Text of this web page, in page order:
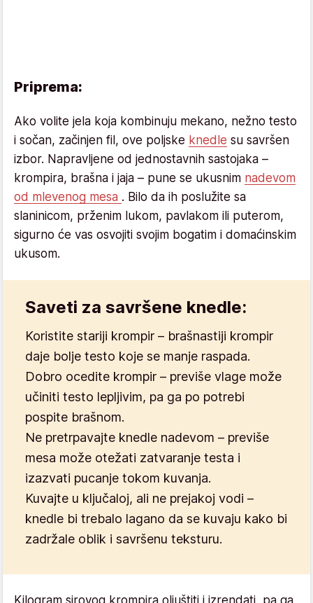
Priprema:
Ako volite jela koja kombinuju mekano, nežno testo
i sočan, začinjen fil, ove poljske knedle su savršen
izbor. Napravljene od jednostavnih sastojaka –
krompira, brašna i jaja – pune se ukusnim nadevom
od mlevenog mesa . Bilo da ih poslužite sa
slaninicom, prženim lukom, pavlakom ili puterom,
sigurno će vas osvojiti svojim bogatim i domaćinskim
ukusom.
Saveti za savršene knedle:
Koristite stariji krompir – brašnastiji krompir
daje bolje testo koje se manje raspada.
Dobro ocedite krompir – previše vlage može
učiniti testo lepljivim, pa ga po potrebi
pospite brašnom.
Ne pretrpavajte knedle nadevom – previše
mesa može otežati zatvaranje testa i
izazvati pucanje tokom kuvanja.
Kuvajte u ključaloj, ali ne prejakoj vodi –
knedle bi trebalo lagano da se kuvaju kako bi
zadržale oblik i savršenu teksturu.
Kilogram sirovog krompira oljuštiti i izrendati, pa ga